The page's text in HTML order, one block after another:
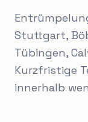
Stuttgart,
Tübingen,
Kurzfristige
innerhalb